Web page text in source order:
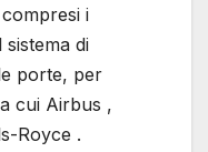
i
di
porte, per
cui Airbus ,
Royce .